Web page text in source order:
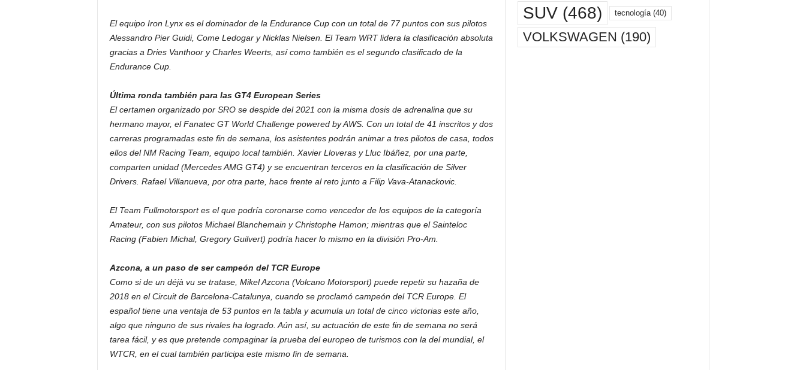
El equipo Iron Lynx es el dominador de la Endurance Cup con un total de 77 puntos con sus pilotos
Alessandro Pier Guidi, Come Ledogar y Nicklas Nielsen. El Team WRT lidera la clasificación absoluta
gracias a Dries Vanthoor y Charles Weerts, así como también es el segundo clasificado de la
Endurance Cup.
Última ronda también para las GT4 European Series
El certamen organizado por SRO se despide del 2021 con la misma dosis de adrenalina que su
hermano mayor, el Fanatec GT World Challenge powered by AWS. Con un total de 41 inscritos y dos
carreras programadas este fin de semana, los asistentes podrán animar a tres pilotos de casa, todos
ellos del NM Racing Team, equipo local también. Xavier Lloveras y Lluc Ibáñez, por una parte,
comparten unidad (Mercedes AMG GT4) y se encuentran terceros en la clasificación de Silver
Drivers. Rafael Villanueva, por otra parte, hace frente al reto junto a Filip Vava-Atanackovic.
El Team Fullmotorsport es el que podría coronarse como vencedor de los equipos de la categoría
Amateur, con sus pilotos Michael Blanchemain y Christophe Hamon; mientras que el Sainteloc
Racing (Fabien Michal, Gregory Guilvert) podría hacer lo mismo en la división Pro-Am.
Azcona, a un paso de ser campeón del TCR Europe
Como si de un déjà vu se tratase, Mikel Azcona (Volcano Motorsport) puede repetir su hazaña de
2018 en el Circuit de Barcelona-Catalunya, cuando se proclamó campeón del TCR Europe. El
español tiene una ventaja de 53 puntos en la tabla y acumula un total de cinco victorias este año,
algo que ninguno de sus rivales ha logrado. Aún así, su actuación de este fin de semana no será
tarea fácil, y es que pretende compaginar la prueba del europeo de turismos con la del mundial, el
WTCR, en el cual también participa este mismo fin de semana.
SUV(468) tecnología(40)
VOLKSWAGEN (190)